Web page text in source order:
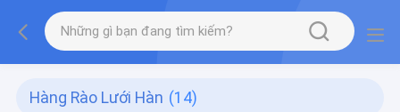
Hàng Rào Lưới Hàn (14)